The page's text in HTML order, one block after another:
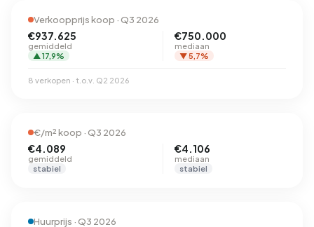
Verkoopprijs koop · Q3 2026
€937.625
gemiddeld
▲ 17,9%
€750.000
mediaan
▼ 5,7%
8 verkopen · t.o.v. Q2 2026
€/m² koop · Q3 2026
€4.089
gemiddeld
stabiel
€4.106
mediaan
stabiel
Huurprijs · Q3 2026